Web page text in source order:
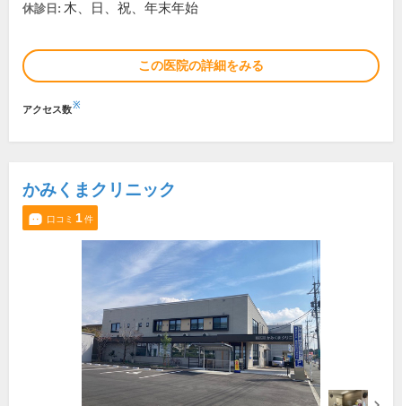
休診日: 木、日、祝、年末年始
この医院の詳細をみる
アクセス数※
かみくまクリニック
口コミ 1件